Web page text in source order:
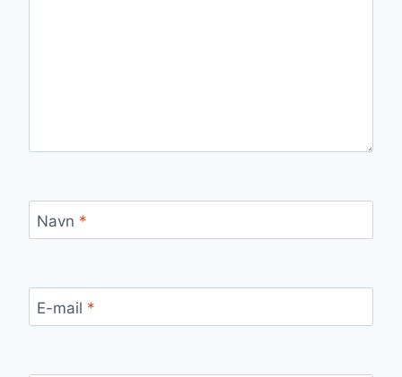
Navn *
E-mail *